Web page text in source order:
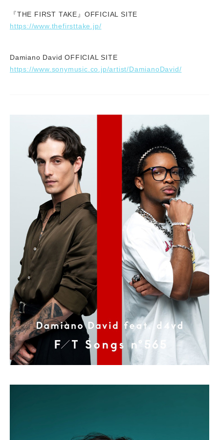
『THE FIRST TAKE』OFFICIAL SITE
https://www.thefirsttake.jp/
Damiano David OFFICIAL SITE
https://www.sonymusic.co.jp/artist/DamianoDavid/